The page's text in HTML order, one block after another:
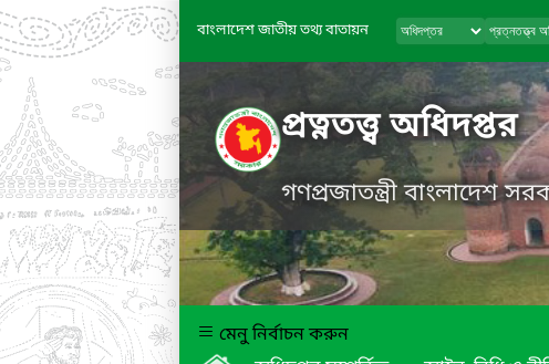
বাংলাদেশ জাতীয় তথ্য বাতায়ন
প্রত্নতত্ত্ব অধিদপ্তর
গণপ্রজাতন্ত্রী বাংলাদেশ
মেনু নির্বাচন করুন